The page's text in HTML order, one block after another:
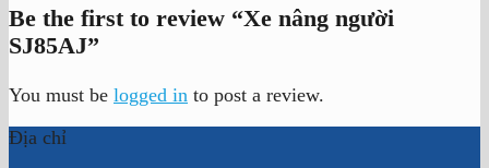
Be the first to review “Xe nâng người
SJ85AJ”
You must be logged in to post a review.
Địa chỉ